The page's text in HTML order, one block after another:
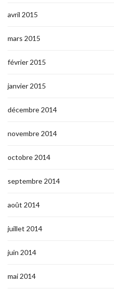
avril 2015
mars 2015
février 2015
janvier 2015
décembre 2014
novembre 2014
octobre 2014
septembre 2014
août 2014
juillet 2014
juin 2014
mai 2014